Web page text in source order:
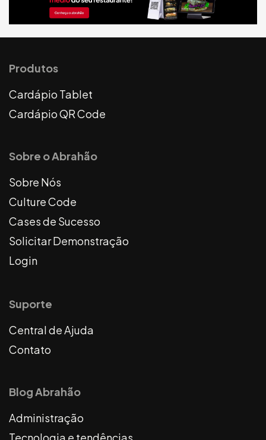
Produtos
Cardápio Tablet
Cardápio QR Code
Sobre o Abrahão
Sobre Nós
Culture Code
Cases de Sucesso
Solicitar Demonstração
Login
Suporte
Central de Ajuda
Contato
Blog Abrahão
Administração
Tecnologia e tendências